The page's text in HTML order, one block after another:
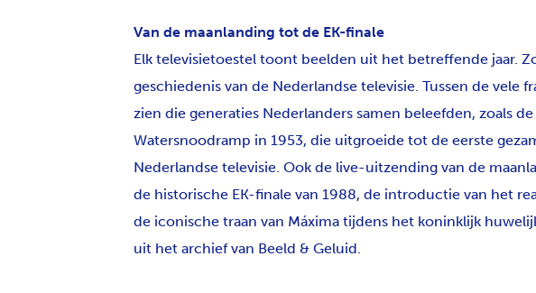
Van de maanlanding tot de EK-finale
Elk televisietoestel toont beelden uit het betreffende jaar.
geschiedenis van de Nederlandse televisie. Tussen de
zien die generaties Nederlanders samen beleefden, zoals
Watersnoodramp in 1953, die uitgroeide tot de eerste
Nederlandse televisie. Ook de live-uitzending van de
de historische EK-finale van 1988, de introductie van het
de iconische traan van Máxima tijdens het koninklijk
uit het archief van Beeld & Geluid.